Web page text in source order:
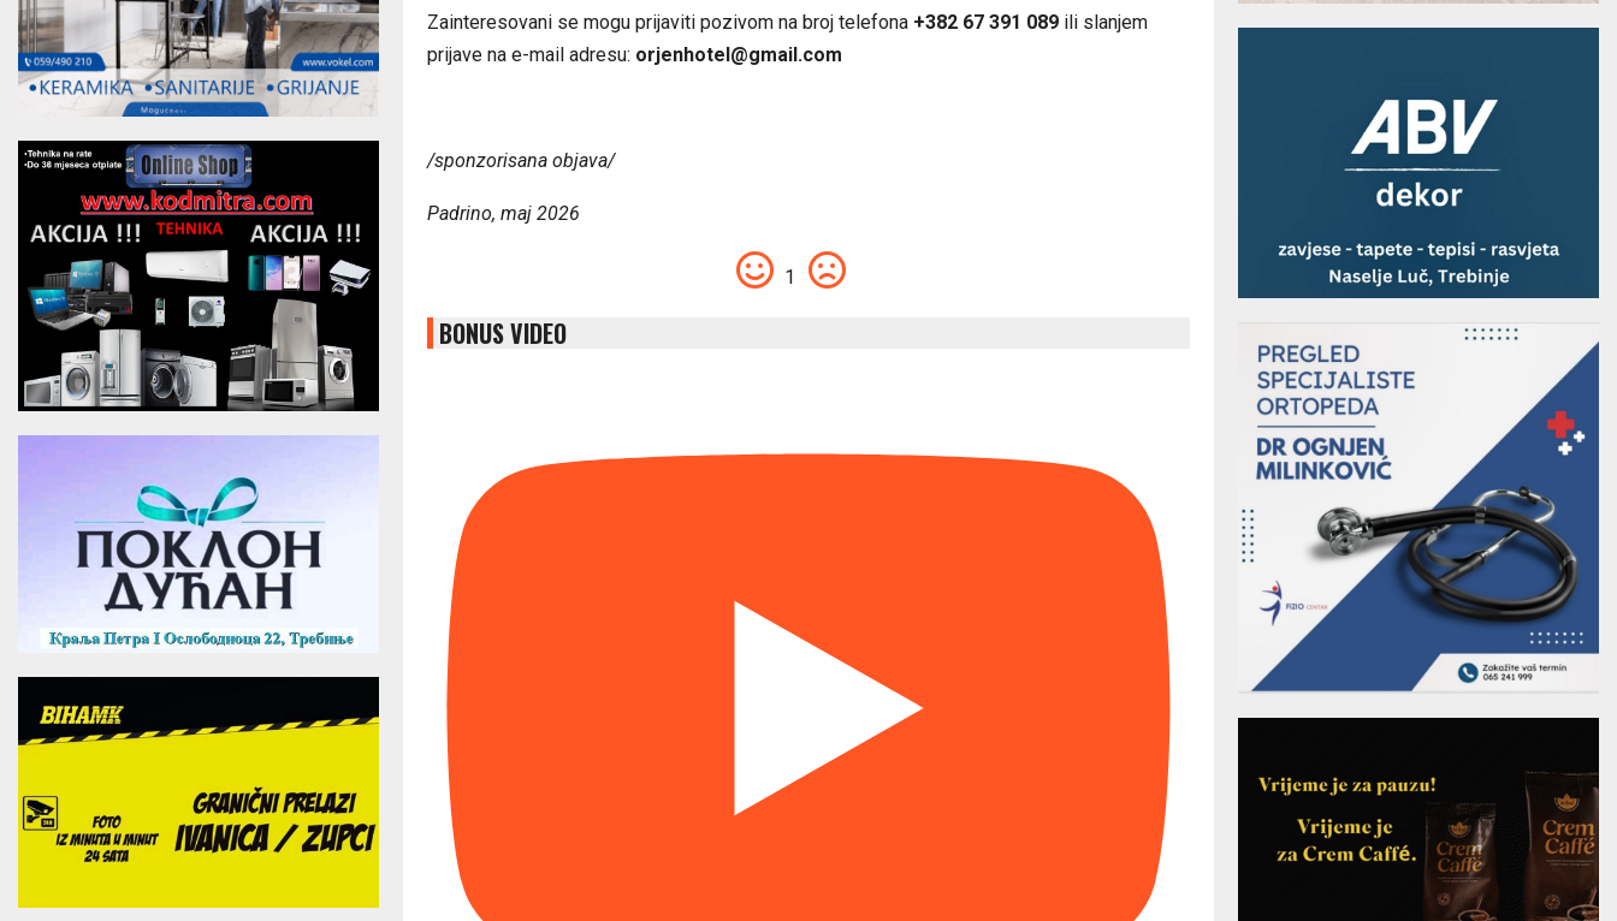
Zainteresovani se mogu prijaviti pozivom na broj telefona +382 67 391 089 ili slanjem
prijave na e-mail adresu: orjenhotel@gmail.com
/sponzorisana objava/
Padrino, maj 2026
1
BONUS VIDEO